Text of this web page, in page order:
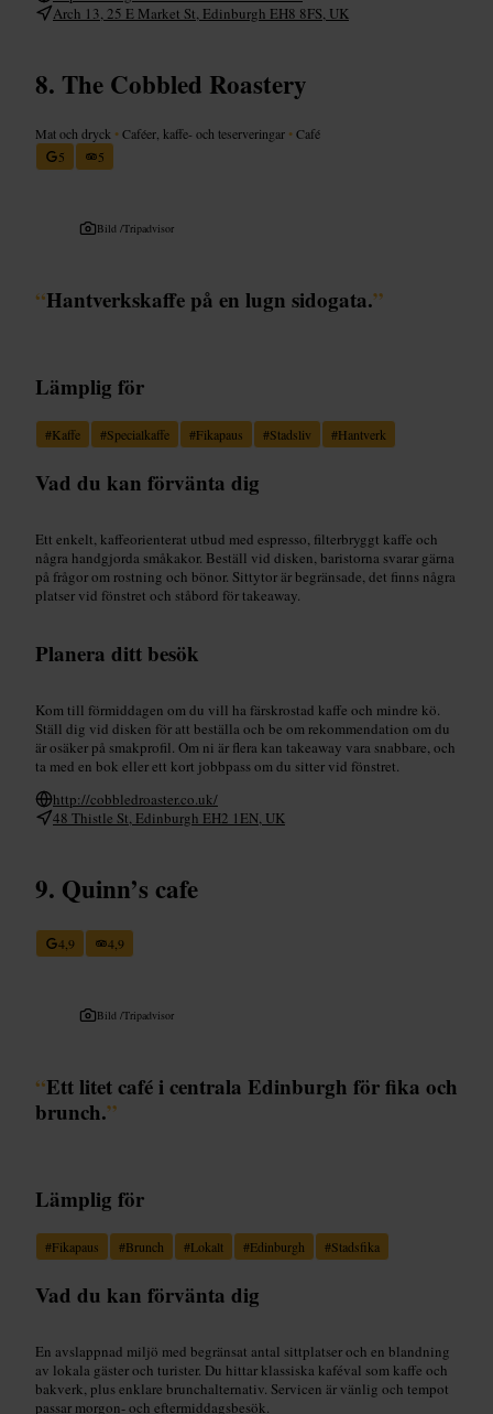
Arch 13, 25 E Market St, Edinburgh EH8 8FS, UK
The Cobbled Roastery
Mat och dryck •Caféer, kaffe- och teserveringar •Café
5
5
Bild /Tripadvisor
“Hantverkskaffe på en lugn sidogata.”
Lämplig för
#Kaffe #Specialkaffe #Fikapaus #Stadsliv #Hantverk
Vad du kan förvänta dig
Ett enkelt, kaffeorienterat utbud med espresso, filterbryggt kaffe och
några handgjorda småkakor. Beställ vid disken, baristorna svarar gärna
på frågor om rostning och bönor. Sittytor är begränsade, det finns några
platser vid fönstret och ståbord för takeaway.
Planera ditt besök
Kom till förmiddagen om du vill ha färskrostad kaffe och mindre kö.
Ställ dig vid disken för att beställa och be om rekommendation om du
är osäker på smakprofil. Om ni är flera kan takeaway vara snabbare, och
ta med en bok eller ett kort jobbpass om du sitter vid fönstret.
http://cobbledroaster.co.uk/
48 Thistle St, Edinburgh EH2 1EN, UK
Quinn’s cafe
4,9 4,9
Bild /Tripadvisor
“Ett litet café i centrala Edinburgh för fika och
brunch.”
Lämplig för
#Fikapaus #Brunch #Lokalt #Edinburgh #Stadsfika
Vad du kan förvänta dig
En avslappnad miljö med begränsat antal sittplatser och en blandning
av lokala gäster och turister. Du hittar klassiska kaféval som kaffe och
bakverk, plus enklare brunchalternativ. Servicen är vänlig och tempot
passar morgon- och eftermiddagsbesök.